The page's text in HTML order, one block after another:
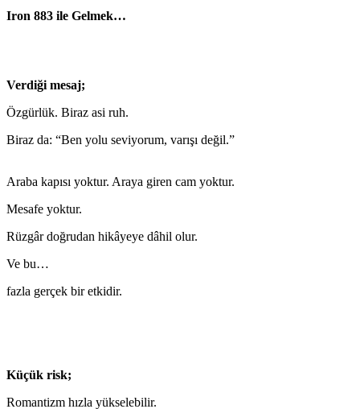
Iron 883 ile Gelmek…
Verdiği mesaj;
Özgürlük. Biraz asi ruh.
Biraz da: “Ben yolu seviyorum, varışı değil.”
Araba kapısı yoktur. Araya giren cam yoktur.
Mesafe yoktur.
Rüzgâr doğrudan hikâyeye dâhil olur.
Ve bu…
fazla gerçek bir etkidir.
Küçük risk;
Romantizm hızla yükselebilir.